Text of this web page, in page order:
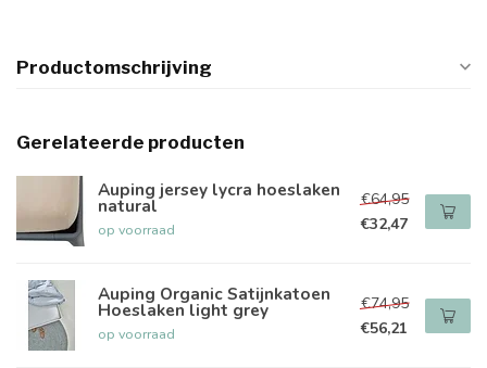
Productomschrijving
Gerelateerde producten
Auping jersey lycra hoeslaken
natural
op voorraad
€64,95
€32,47
Auping Organic Satijnkatoen
Hoeslaken light grey
op voorraad
€74,95
€56,21